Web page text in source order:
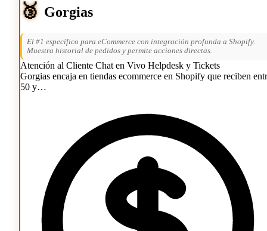
🥉 Gorgias
El #1 específico para eCommerce con integración profunda a Shopify.
Muestra historial de pedidos y permite acciones directas.
Atención al Cliente Chat en Vivo Helpdesk y Tickets
Gorgias encaja en tiendas ecommerce en Shopify que reciben
50 y…